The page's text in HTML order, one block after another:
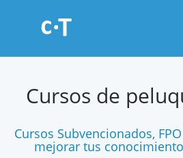
Cursos de
Cursos Subvencionados,
mejorar tus